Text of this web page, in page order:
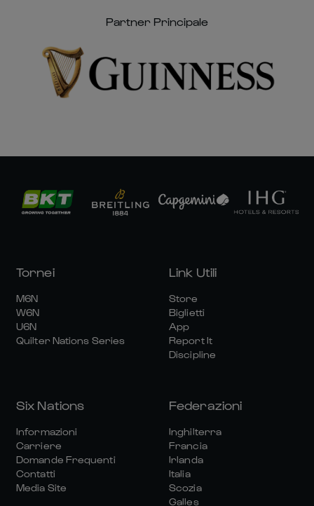
Partner Principale
Tornei
M6N
W6N
U6N
Quilter Nations Series
Link Utili
Store
Biglietti
App
Report It
Discipline
Six Nations
Informazioni
Carriere
Domande Frequenti
Contatti
Media Site
Federazioni
Inghilterra
Francia
Irlanda
Italia
Scozia
Galles